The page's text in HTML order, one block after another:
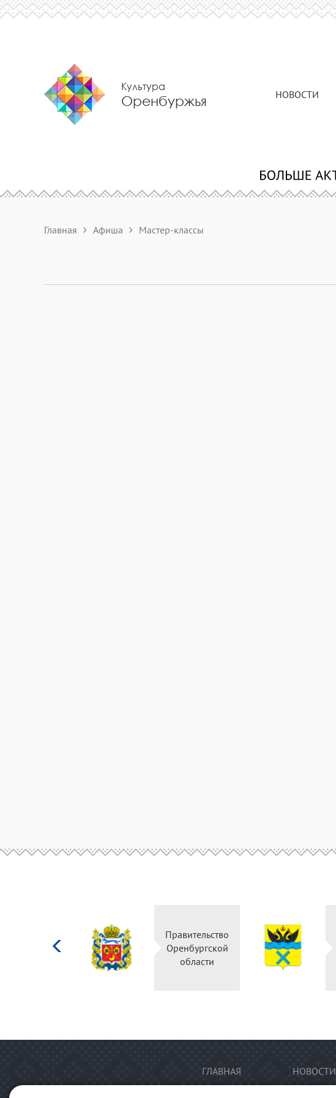
Культура
Оренбуржья НОВОСТИ
Главная Афиша Мастер-классы
Правительство
Оренбургской
области
ГЛАВНАЯ НОВОСТИ